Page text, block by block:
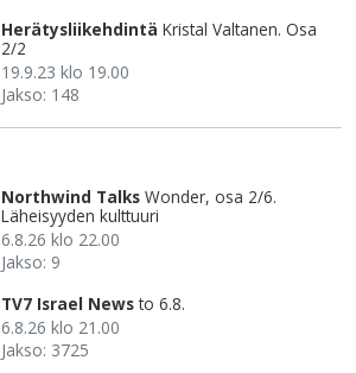
Herätysliikehdintä Kristal Valtanen. Osa
2/2
19.9.23 klo 19.00
Jakso: 148
Northwind Talks Wonder, osa 2/6.
Läheisyyden kulttuuri
6.8.26 klo 22.00
Jakso: 9
TV7 Israel News to 6.8.
6.8.26 klo 21.00
Jakso: 3725